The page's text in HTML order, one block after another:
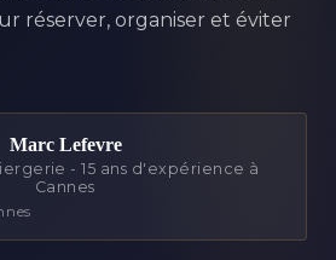
réserver, organiser et éviter
Marc Lefevre
- 15 ans d'expérience à
Cannes